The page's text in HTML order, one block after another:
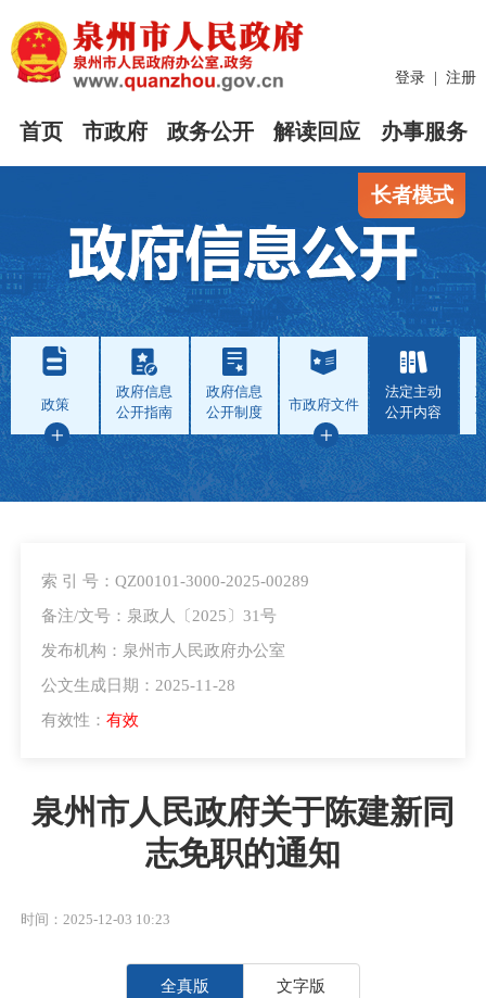
登录 注册
首页 市政府 政务公开 解读回应 办事服务
长者模式
政策
政府信息
公开指南
政府信息
公开制度
市政府文件
法定主动
公开内容
索 引 号：QZ00101-3000-2025-00289
备注/文号：泉政人〔2025〕31号
发布机构：泉州市人民政府办公室
公文生成日期：2025-11-28
有效性： 有效
泉州市人民政府关于陈建新同
志免职的通知
时间：2025-12-03 10:23
全真版 文字版